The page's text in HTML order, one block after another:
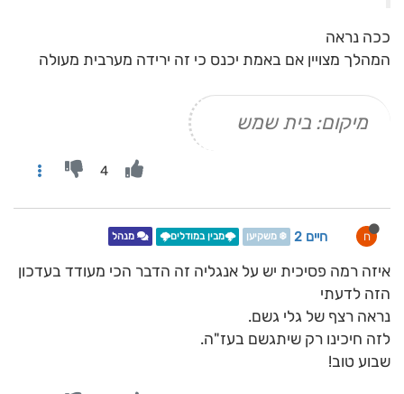
ככה נראה
המהלך מצויין אם באמת יכנס כי זה ירידה מערבית מעולה
מיקום: בית שמש
4
ח חיים 2 ❄️ משקיען 🌩️מבין במודלים🌩️ מנהל
איזה רמה פסיכית יש על אנגליה זה הדבר הכי מעודד בעדכון
הזה לדעתי
נראה רצף של גלי גשם.
לזה חיכינו רק שיתגשם בעז"ה.
שבוע טוב!